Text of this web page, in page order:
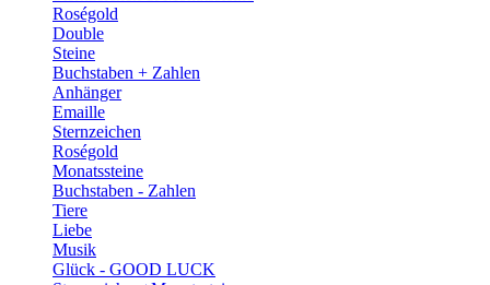
Roségold
Double
Steine
Buchstaben + Zahlen
Anhänger
Emaille
Sternzeichen
Roségold
Monatssteine
Buchstaben - Zahlen
Tiere
Liebe
Musik
Glück - GOOD LUCK